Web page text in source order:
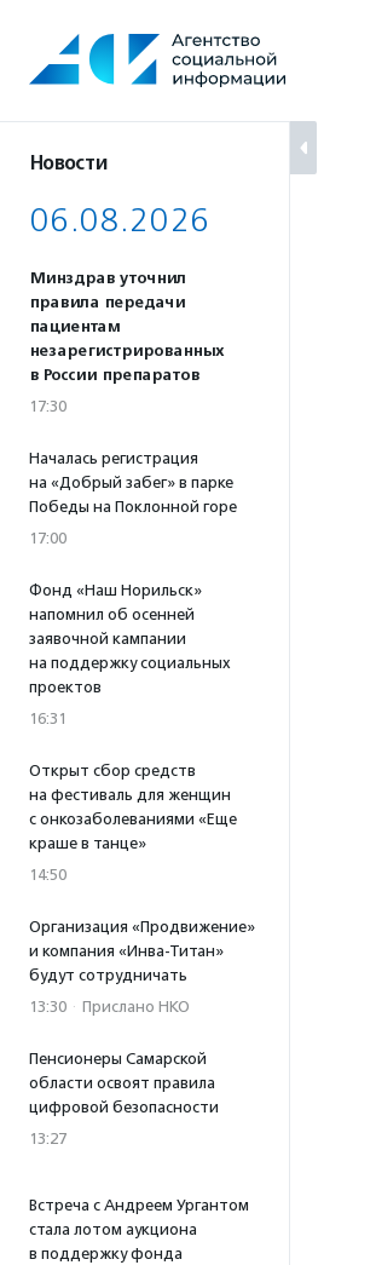
содержанию
Новости
06.08.2026
Минздрав уточнил
правила передачи
пациентам
незарегистрированных
в России препаратов
17:30
Началась регистрация
на «Добрый забег» в парке
Победы на Поклонной горе
17:00
Фонд «Наш Норильск»
напомнил об осенней
заявочной кампании
на поддержку социальных
проектов
16:31
Открыт сбор средств
на фестиваль для женщин
с онкозаболеваниями «Еще
краше в танце»
14:50
Организация «Продвижение»
и компания «Инва-Титан»
будут сотрудничать
13:30 · Прислано НКО
Пенсионеры Самарской
области освоят правила
цифровой безопасности
13:27
Встреча с Андреем Ургантом
стала лотом аукциона
в поддержку фонда